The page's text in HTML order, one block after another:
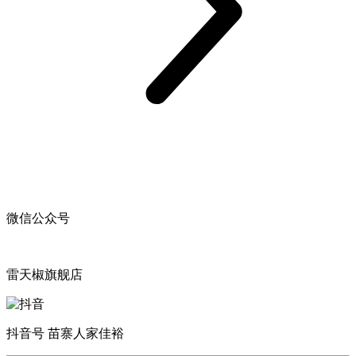
微信公众号
雷天椒旗舰店
抖音号 苗寨人家佳裕